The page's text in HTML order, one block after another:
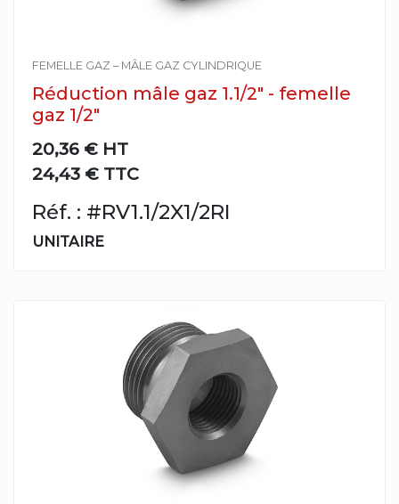
FEMELLE GAZ – MÂLE GAZ CYLINDRIQUE
Réduction mâle gaz 1.1/2" - femelle
gaz 1/2"
20,36 € HT
24,43 € TTC
Réf. : #RV1.1/2X1/2RI
UNITAIRE